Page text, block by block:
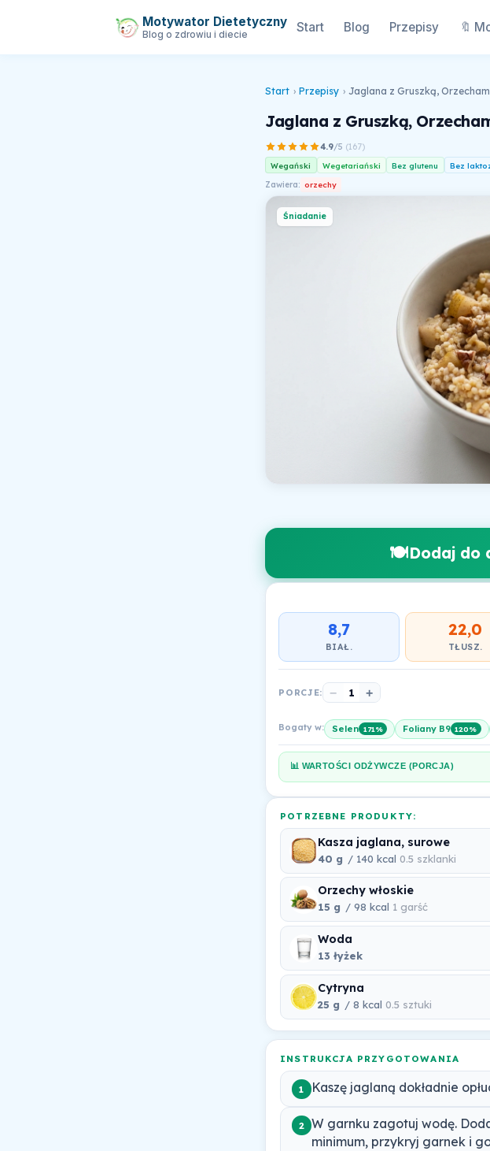
Motywator Dietetyczny
Blog o zdrowiu i diecie Start Blog Przepisy 🔖
Start › Przepisy › Jaglana z Gruszką,
Jaglana z Gruszką,
4.9/5 (167)
Wegański Wegetariański Bez glutenu Bez
Zawiera: orzechy
Śniadanie
🍽️Dodaj do
8,7
BIAŁ.
22,0
TŁUSZ.
PORCJE: − 1 +
Bogaty w: Selen 171% Foliany B9 120%
📊 WARTOŚCI ODŻYWCZE (PORCJA)
POTRZEBNE PRODUKTY:
Kasza jaglana, surowe
40 g / 140 kcal 0.5 szklanki
Orzechy włoskie
15 g / 98 kcal 1 garść
Woda
13 łyżek
Cytryna
25 g / 8 kcal 0.5 sztuki
INSTRUKCJA PRZYGOTOWANIA
1 Kaszę jaglaną dokładnie
2
W garnku zagotuj wodę.
minimum, przykryj garnek i